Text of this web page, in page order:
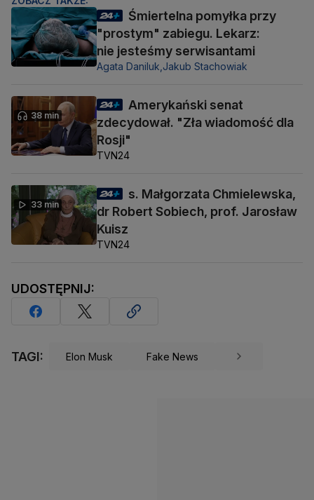
Śmiertelna pomyłka przy
"prostym" zabiegu. Lekarz:
nie jesteśmy serwisantami
Agata Daniluk,Jakub Stachowiak
38 min
Amerykański senat
zdecydował. "Zła wiadomość dla
Rosji"
TVN24
33 min
s. Małgorzata Chmielewska,
dr Robert Sobiech, prof. Jarosław
Kuisz
TVN24
UDOSTĘPNIJ:
TAGI: Elon Musk Fake News